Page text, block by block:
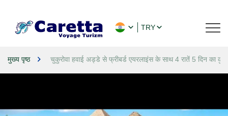
TRY
मुख्य पृष्ठ चुकुरोवा हवाई अड्डे से फ्रीबर्ड एयरलाइंस के साथ 4 रातें 5 दिन का